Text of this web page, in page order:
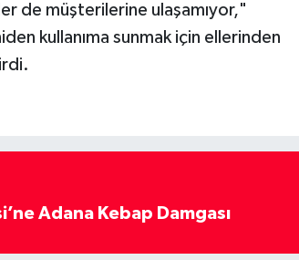
de müşterilerine ulaşamıyor,"
kullanıma sunmak için ellerinden
Adana Kebap Damgası